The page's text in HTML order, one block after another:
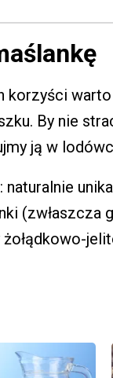
korzyści
By nie
ją w
(zwłaszcza